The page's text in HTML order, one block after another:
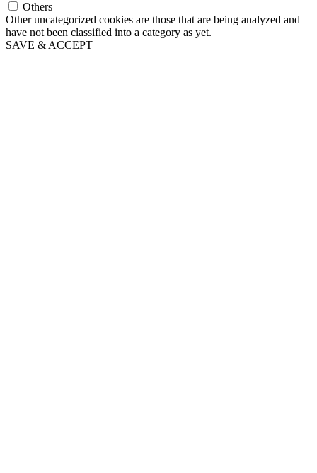
Others
Other uncategorized cookies are those that are being analyzed and
have not been classified into a category as yet.
SAVE & ACCEPT